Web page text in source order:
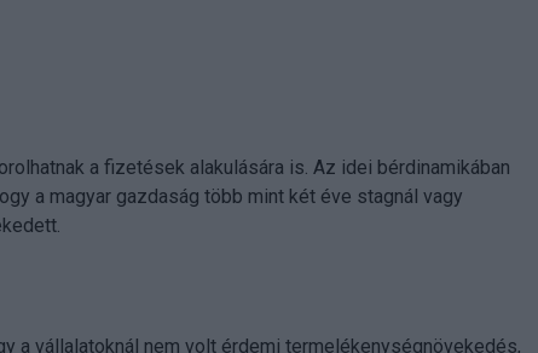
a fizetések alakulására is. Az idei bérdinamikában
a magyar gazdaság több mint két éve stagnál vagy
a vállalatoknál nem volt érdemi termelékenységnövekedés,